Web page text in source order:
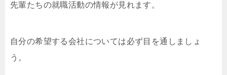
先輩たちの就職活動の情報が見れます。
自分の希望する会社については必ず目を通しましょ
う。